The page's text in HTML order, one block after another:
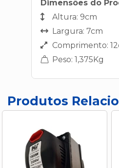
Dimensões do
Altura: 9cm
Largura: 7cm
Comprimento:
Peso: 1,375Kg
Produtos